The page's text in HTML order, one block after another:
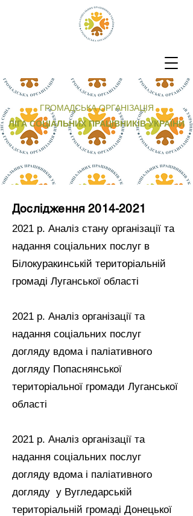
ГРОМАДСЬКА ОРГАНІЗАЦІЯ
ЛІГА СОЦІАЛЬНИХ ПРАЦІВНИКІВ УКРАЇНИ
Дослідження2014-2021
2021 р. Аналіз стану організації та
надання соціальних послуг в
Білокуракинській територіальній
громаді Луганської області
2021 р. Аналіз організації та
надання соціальних послуг
догляду вдома і паліативного
догляду Попаснянської
територіальної громади Луганської
області
2021 р. Аналіз організації та
надання соціальних послуг
догляду вдома і паліативного
догляду у Вугледарській
територіальній громаді Донецької